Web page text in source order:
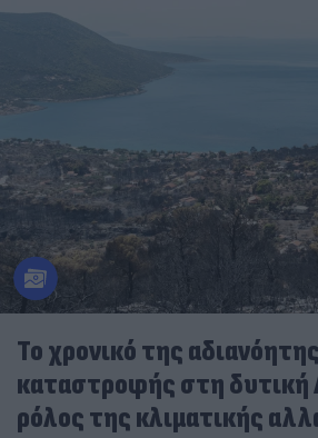
Το χρονικό της αδιανόητης
καταστροφής στη δυτική
ρόλος της κλιματικής